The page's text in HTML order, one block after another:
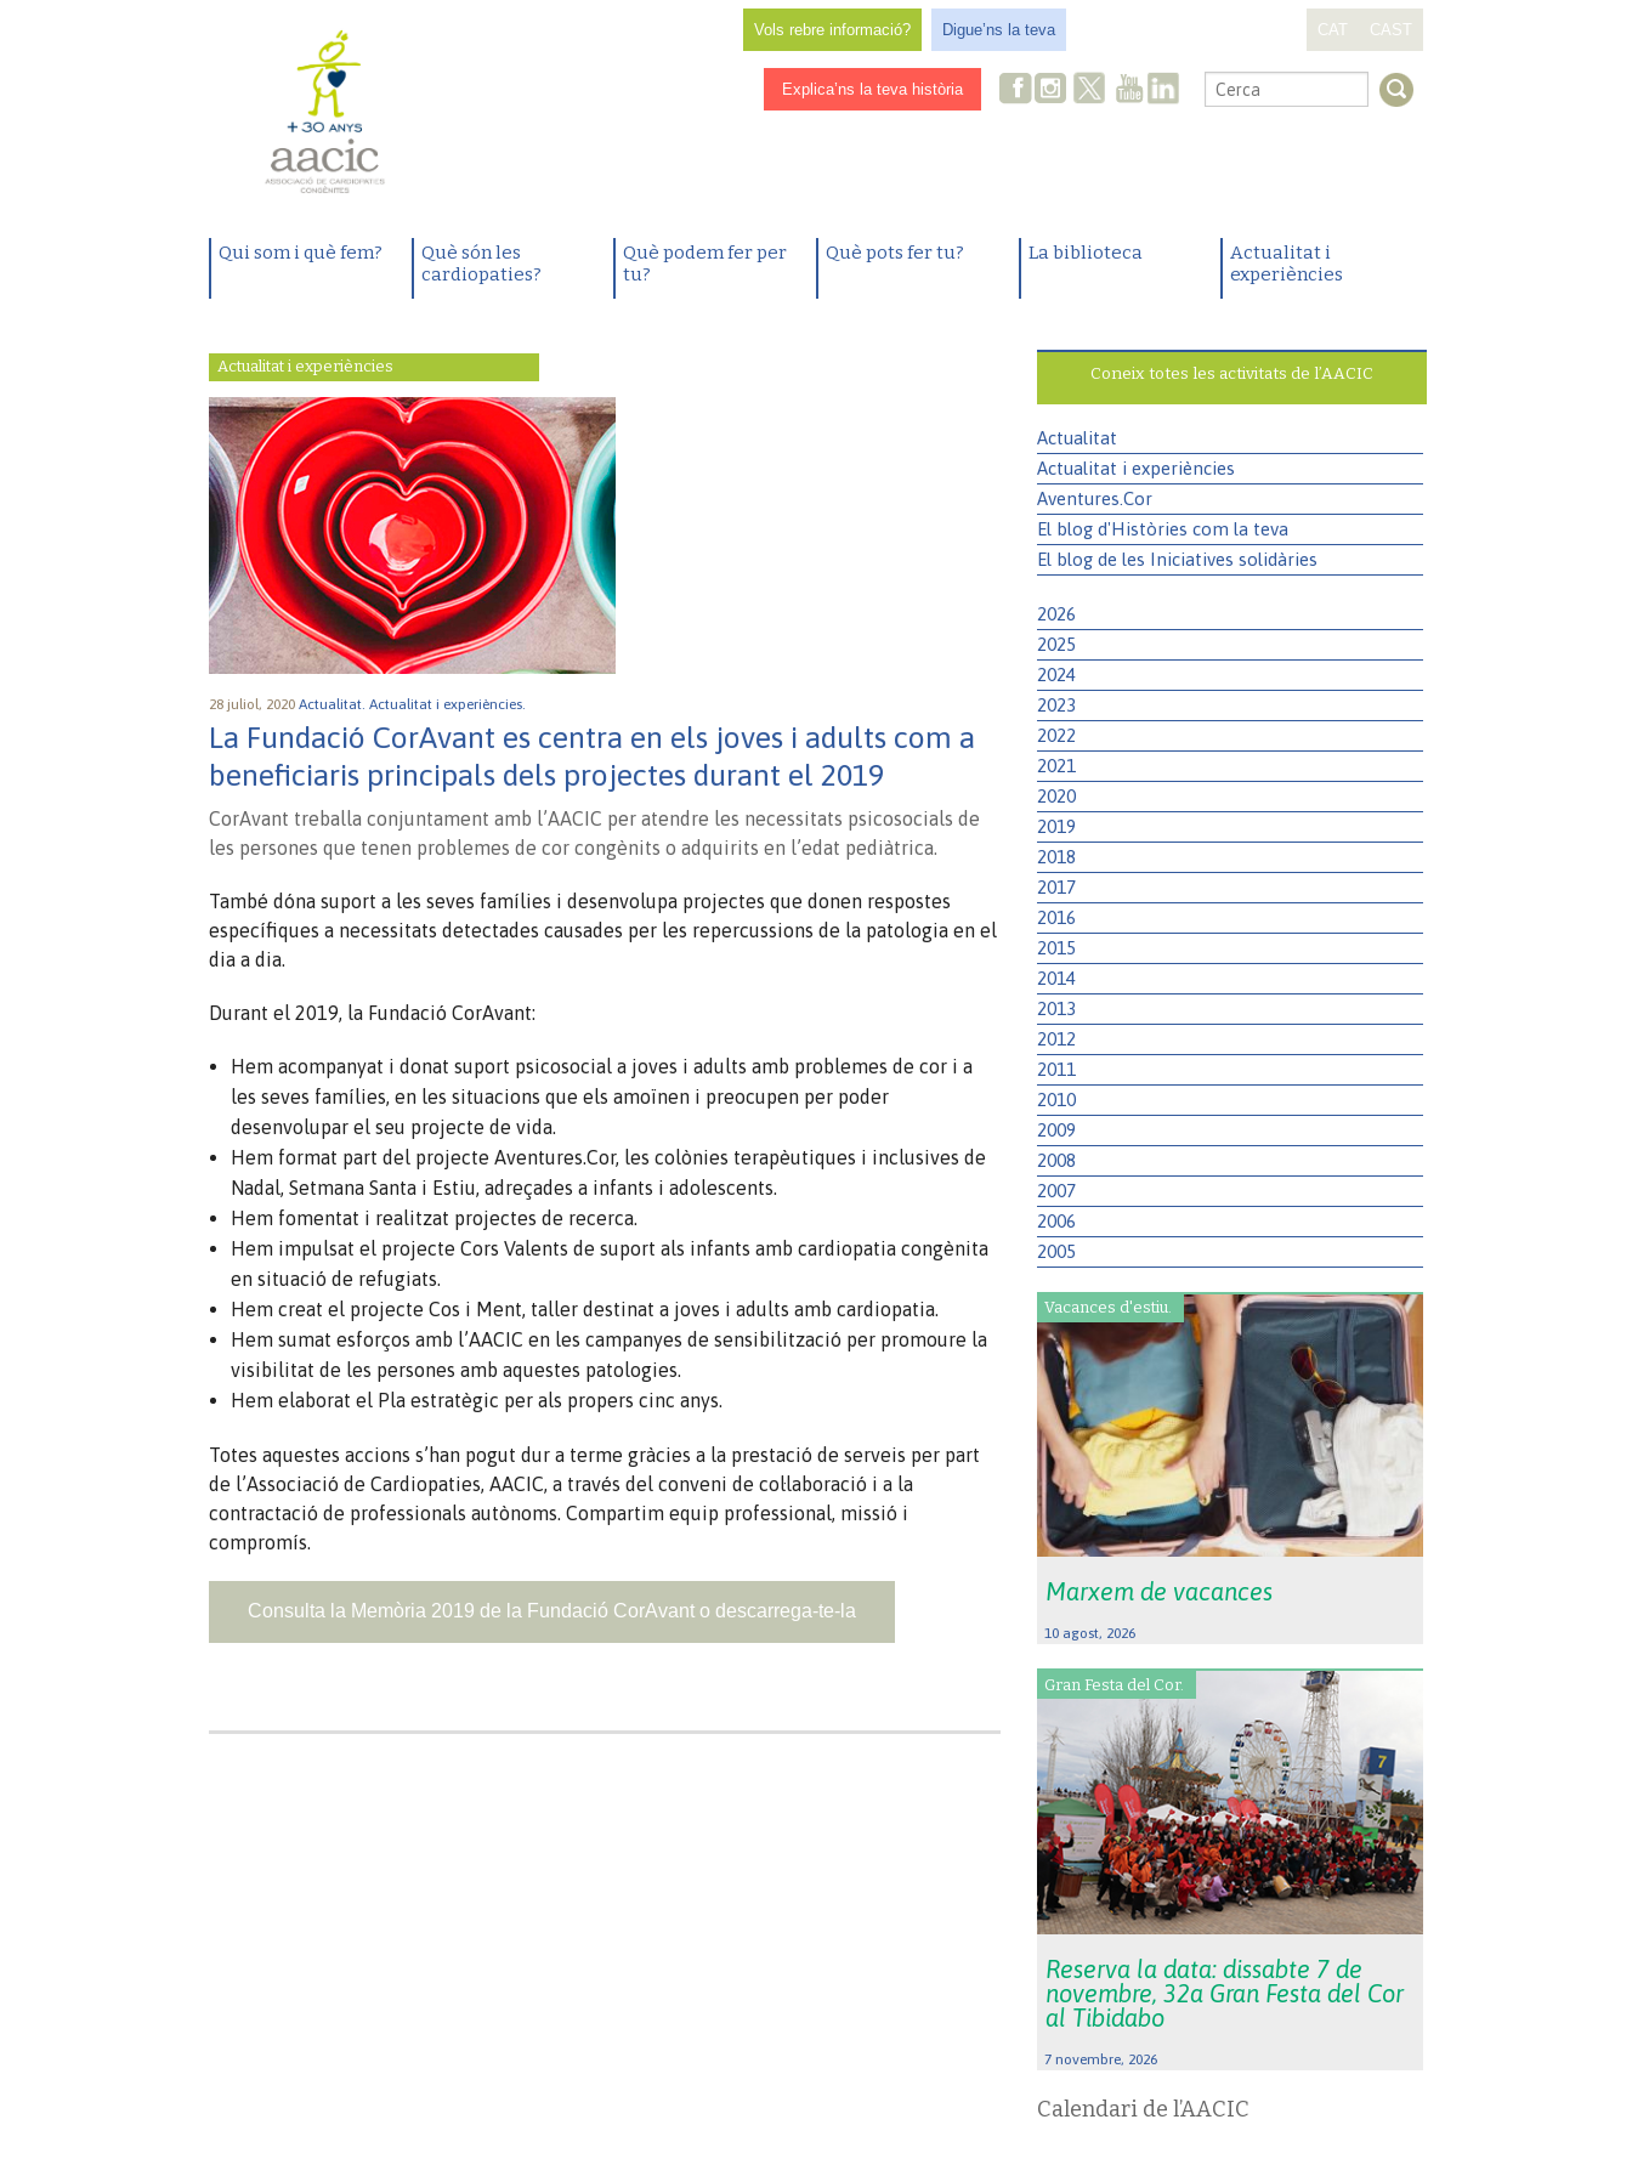
Vols rebre informació? Digue’ns la teva CAT CAST
Explica’ns la teva història .
Qui som i què fem?
Què són les
cardiopaties?
Què podem fer per
tu?
Què pots fer tu? La biblioteca
Actualitat i
experiències
Actualitat i experiències
28 juliol, 2020 Actualitat. Actualitat i experiències.
La Fundació CorAvant es centra en els joves i adults com a
beneficiaris principals dels projectes durant el 2019
CorAvant treballa conjuntament amb l’AACIC per atendre les necessitats psicosocials de
les persones que tenen problemes de cor congènits o adquirits en l’edat pediàtrica.
També dóna suport a les seves famílies i desenvolupa projectes que donen respostes
específiques a necessitats detectades causades per les repercussions de la patologia en el
dia a dia.
Durant el 2019, la Fundació CorAvant:
Hem acompanyat i donat suport psicosocial a joves i adults amb problemes de cor i a
les seves famílies, en les situacions que els amoïnen i preocupen per poder
desenvolupar el seu projecte de vida.
Hem format part del projecte Aventures.Cor, les colònies terapèutiques i inclusives de
Nadal, Setmana Santa i Estiu, adreçades a infants i adolescents.
Hem fomentat i realitzat projectes de recerca.
Hem impulsat el projecte Cors Valents de suport als infants amb cardiopatia congènita
en situació de refugiats.
Hem creat el projecte Cos i Ment, taller destinat a joves i adults amb cardiopatia.
Hem sumat esforços amb l’AACIC en les campanyes de sensibilització per promoure la
visibilitat de les persones amb aquestes patologies.
Hem elaborat el Pla estratègic per als propers cinc anys.
Totes aquestes accions s’han pogut dur a terme gràcies a la prestació de serveis per part
de l’Associació de Cardiopaties, AACIC, a través del conveni de col·laboració i a la
contractació de professionals autònoms. Compartim equip professional, missió i
compromís.
Consulta la Memòria 2019 de la Fundació CorAvant o descarrega-te-la
Coneix totes les activitats de l’AACIC
Actualitat
Actualitat i experiències
Aventures.Cor
El blog d'Històries com la teva
El blog de les Iniciatives solidàries
2026
2025
2024
2023
2022
2021
2020
2019
2018
2017
2016
2015
2014
2013
2012
2011
2010
2009
2008
2007
2006
2005
Vacances d'estiu.
Marxem de vacances
10 agost, 2026
Gran Festa del Cor.
Reserva la data: dissabte 7 de
novembre, 32a Gran Festa del Cor
al Tibidabo
7 novembre, 2026
Calendari de l’AACIC